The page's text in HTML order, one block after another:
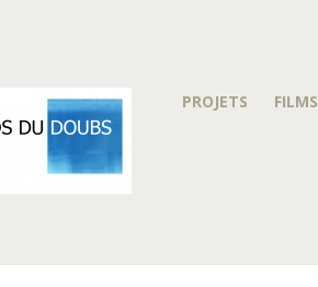
PROJETS FILMS